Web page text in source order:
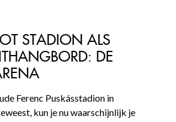
STADION ALS
DE
Ferenc Puskásstadion in
kun je nu waarschijnlijk je